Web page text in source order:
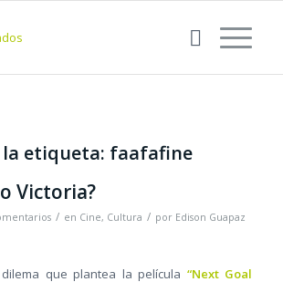
etiqueta: faafafine
Victoria?
/ en Cine, Cultura / por Edison Guapaz
que plantea la película “Next Goal